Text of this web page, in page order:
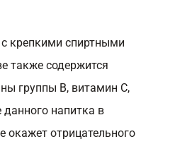
крепкими спиртными
также содержится
группы В, витамин С,
напитка в
окажет отрицательного